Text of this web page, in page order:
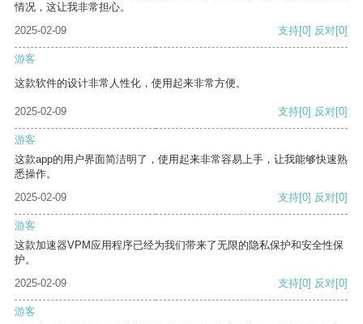
情况，这让我非常担心。
2025-02-09
支持[0] 反对[0]
游客
这款软件的设计非常人性化，使用起来非常方便。
2025-02-09 支持[0] 反对[0]
游客
这款app的用户界面简洁明了，使用起来非常容易上手，让我能够快速熟
悉操作。
2025-02-09
支持[0] 反对[0]
游客
这款加速器VPM应用程序已经为我们带来了无限的隐私保护和安全性保
护。
2025-02-09
支持[0] 反对[0]
游客